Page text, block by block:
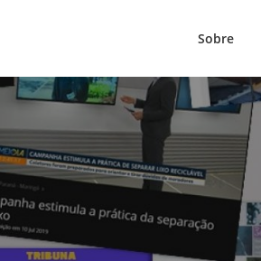
Sobre